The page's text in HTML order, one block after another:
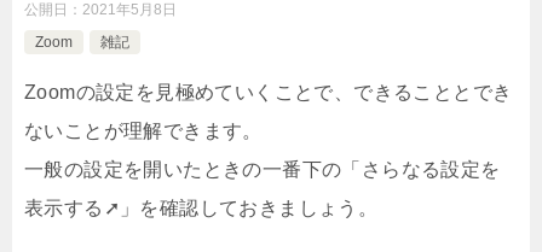
公開日： 2021年5月8日
Zoom
雑記
Zoomの設定を見極めていくことで、できることとでき
ないことが理解できます。
一般の設定を開いたときの一番下の「さらなる設定を
表示する➚」を確認しておきましょう。